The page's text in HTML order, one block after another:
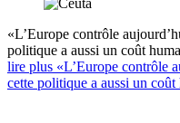
«L’Europe contrôle
politique a aussi un coût
lire plus «L’Europe contrôle
cette politique a aussi un coût